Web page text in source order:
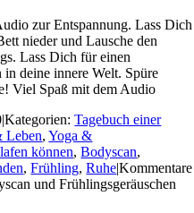
zur Entspannung. Lass Dich
nieder und Lausche den
Lass Dich für einen
deine innere Welt. Spüre
Viel Spaß mit dem Audio
|Kategorien:Tagebuch einer
Leben,Yoga &
können,Bodyscan,
,Frühling,Ruhe|Kommentare
und Frühlingsgeräuschen